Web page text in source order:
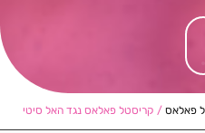
פאלאס / קריסטל פאלאס נגד האל סיטי